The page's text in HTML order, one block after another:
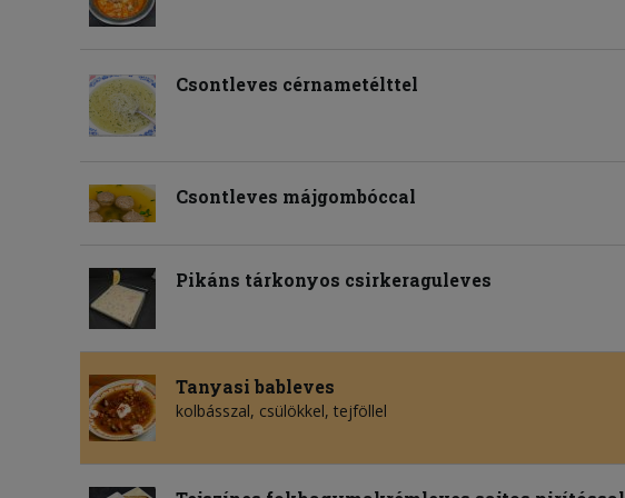
Csontleves cérnametélttel
Csontleves májgombóccal
Pikáns tárkonyos csirkeraguleves
Tanyasi bableves
kolbásszal, csülökkel, tejföllel